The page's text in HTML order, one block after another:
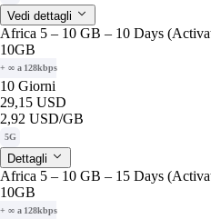
Vedi dettagli
Africa 5 – 10 GB – 10 Days
10GB
+ ∞ a 128kbps
10 Giorni
29,15 USD
2,92 USD/GB
5G
Dettagli
Africa 5 – 10 GB – 15 Days
10GB
+ ∞ a 128kbps